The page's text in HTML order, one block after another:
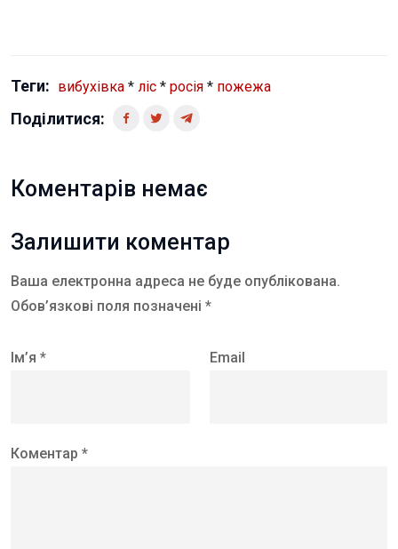
Теги: вибухівка * ліс * росія * пожежа
Поділитися:
Коментарів немає
Залишити коментар
Ваша електронна адреса не буде опублікована.
Обов’язкові поля позначені *
Ім’я * Email
Коментар *